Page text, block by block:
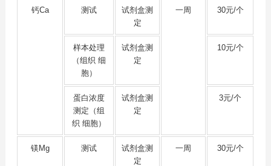
钙Ca 测试
试剂盒测
定
一周 30元/个
样本处理
（组织 细
胞）
试剂盒测
定
10元/个
蛋白浓度
测定（组
织 细胞）
试剂盒测
定
3元/个
镁Mg 测试
试剂盒测
定
一周 30元/个